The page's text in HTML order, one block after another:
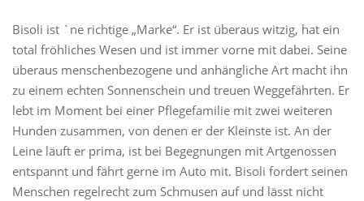
Bisoli ist `ne richtige „Marke“. Er ist überaus witzig, hat ein
total fröhliches Wesen und ist immer vorne mit dabei. Seine
überaus menschenbezogene und anhängliche Art macht ihn
zu einem echten Sonnenschein und treuen Weggefährten. Er
lebt im Moment bei einer Pflegefamilie mit zwei weiteren
Hunden zusammen, von denen er der Kleinste ist. An der
Leine läuft er prima, ist bei Begegnungen mit Artgenossen
entspannt und fährt gerne im Auto mit. Bisoli fordert seinen
Menschen regelrecht zum Schmusen auf und lässt nicht